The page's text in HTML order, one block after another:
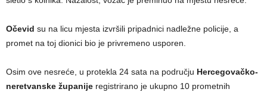
Očevid su na licu mjesta izvršili pripadnici nadležne policije, a
promet na toj dionici bio je privremeno usporen.
Osim ove nesreće, u protekla 24 sata na području Hercegovačko-
neretvanske županije registrirano je ukupno 10 prometnih